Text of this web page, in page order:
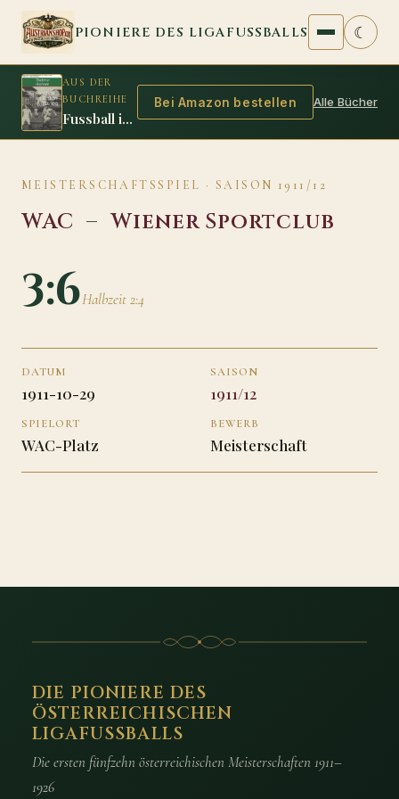
Zum Inhalt springen
PIONIERE DES LIGAFUSSBALLS ☾
AUS DER
BUCHREIHE
Fussball im Ersten Weltkrieg
Bei Amazon bestellen Alle Bücher
MEISTERSCHAFTSSPIEL · SAISON 1911/12
WAC –Wiener Sportclub
3:6Halbzeit 2:4
DATUM
1911-10-29
SAISON
1911/12
SPIELORT
WAC-Platz
BEWERB
Meisterschaft
DIE PIONIERE DES
ÖSTERREICHISCHEN
LIGAFUSSBALLS
Die ersten fünfzehn österreichischen Meisterschaften 1911–
1926